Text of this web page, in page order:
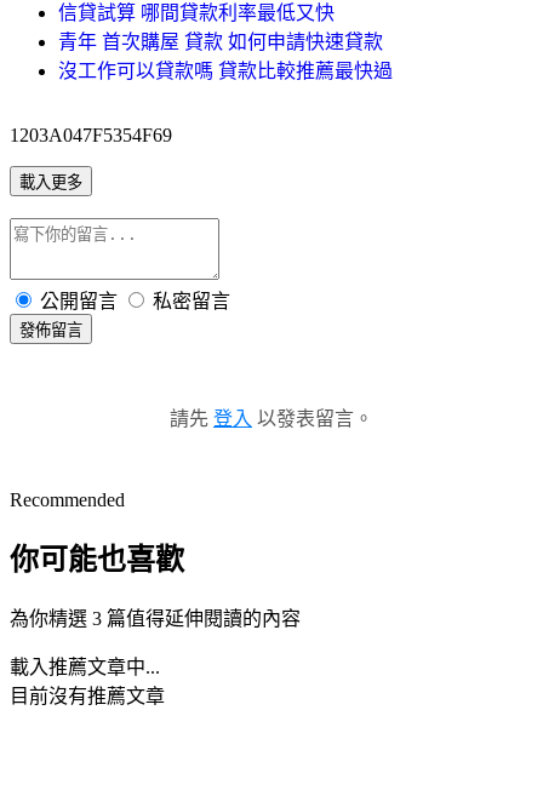
信貸試算 哪間貸款利率最低又快
青年 首次購屋 貸款 如何申請快速貸款
沒工作可以貸款嗎 貸款比較推薦最快過
1203A047F5354F69
載入更多
公開留言 私密留言
發佈留言
請先 登入 以發表留言。
Recommended
你可能也喜歡
為你精選 3 篇值得延伸閱讀的內容
載入推薦文章中...
目前沒有推薦文章